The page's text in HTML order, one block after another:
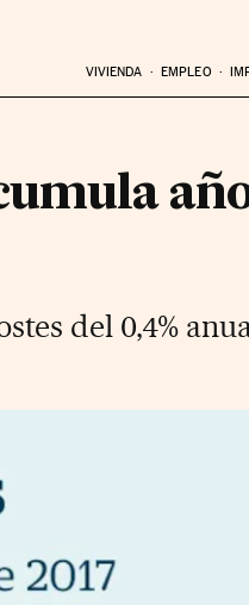
VIVIENDA EMPLEO
del 0,4%